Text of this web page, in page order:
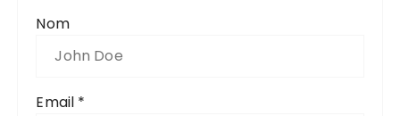
Nom
Email *